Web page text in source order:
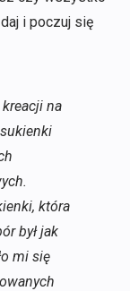
i poczuj się
kreacji na
która
był jak
mi się